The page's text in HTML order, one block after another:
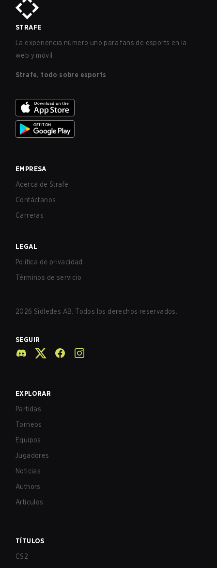
STRAFE
La experiencia número uno para fans de esports en la
web y móvil.
Strafe, todo sobre esports
EMPRESA
Acerca de Strafe
Contáctanos
Carreras
LEGAL
Política de privacidad
Términos de servicio
2026 Sidledes AB. Todos los derechos reservados.
SEGUIR
EXPLORAR
Partidas
Torneos
Equipos
Jugadores
Noticias
Authors
Artículos
TÍTULOS
CS2